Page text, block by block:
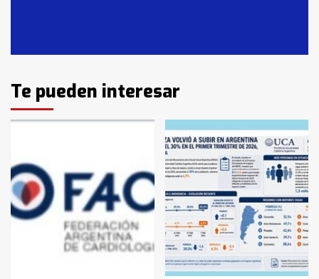
3
Identidad de los adolescentes
pampeanos que fueron
en la mañana del lunes
4
Accidente en Ruta 5: falleció un
joven de Trenque Lauquen
Los precios de los combustibles en
La Pampa, desde YPF hasta Axion
entre 857 a 1338 pesos
Te pueden interesar